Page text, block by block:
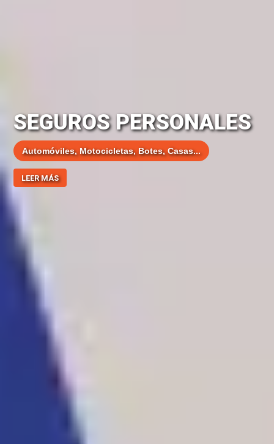
SEGUROS PERSONALES
Automóviles, Motocicletas, Botes, Casas...
LEER MÁS